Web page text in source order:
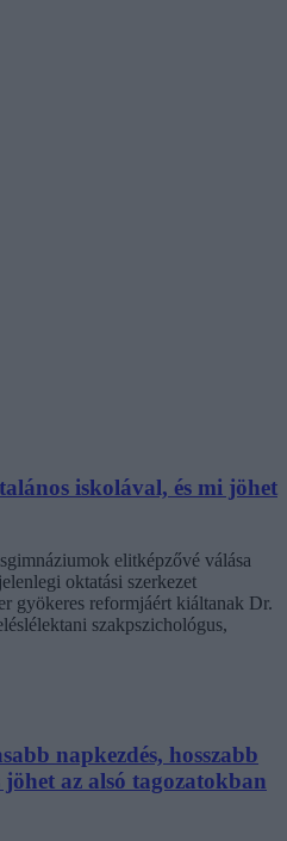
iskolával, és mi jöhet
elitképzővé válása
oktatási szerkezet
gyökeres reformjáért kiáltanak Dr.
szakpszichológus,
napkezdés, hosszabb
jöhet az alsó tagozatokban